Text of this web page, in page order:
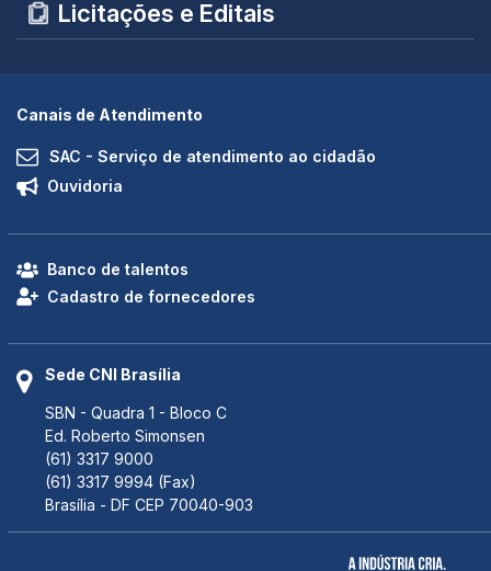
Licitações e Editais
Canais de Atendimento
SAC - Serviço de atendimento ao cidadão
Ouvidoria
Banco de talentos
Cadastro de fornecedores
Sede CNI Brasília
SBN - Quadra 1 - Bloco C
Ed. Roberto Simonsen
(61) 3317 9000
(61) 3317 9994 (Fax)
Brasília - DF CEP 70040-903